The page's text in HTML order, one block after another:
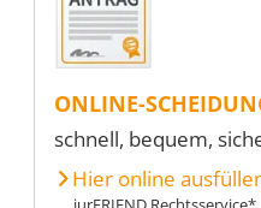
ONLINE-
schnell, bequem,
Hier online